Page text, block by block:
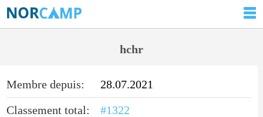
hchr
Membre depuis:
28.07.2021
Classement total:
#1322